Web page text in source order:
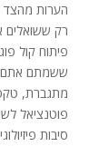
הערות מהצד
רק
פיתוח קול
ששמתם אתם
מתגברת,
פוטנציאל
סיבות